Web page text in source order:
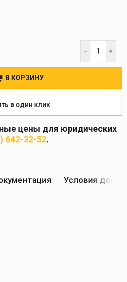
В КОРЗИНУ
в один клик
цены для юридических
642-32-52.
Условия